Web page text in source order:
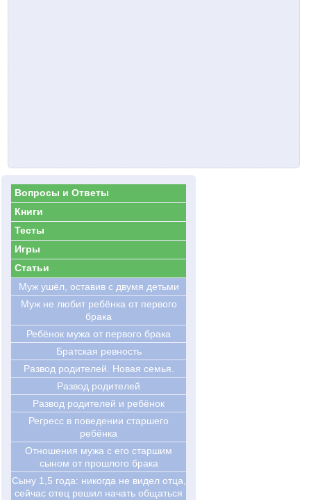
Вопросы и Ответы
Книги
Тесты
Игры
Статьи
Муж ушёл, оставив с двумя детьми
Муж не любит ребёнка от первого
брака
Ребёнок мужа от первого брака
Братская ревность
Развод родителей. Новая семья.
Развод родителей
Развод родителей и ребёнок
Регресс в поведении старшего
ребёнка
Отношения мужа с его старшим
сыном от прошлого брака
Cыну 1,5 года: никогда не видел отца,
сейчас отец решил начать общаться